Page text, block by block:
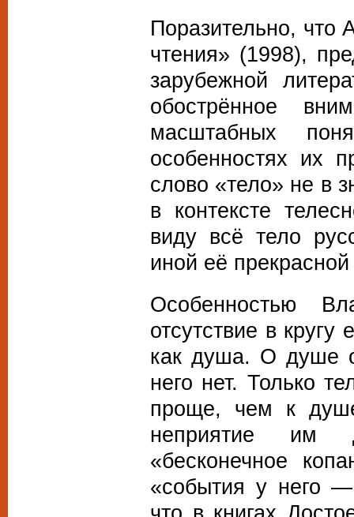
Поразительно, что
чтения» (1998),
зарубежной
обострённое
масштабных
особенностях их
слово «тело» не в
в контексте
виду всё тело
иной её
Особенностью
отсутствие в кругу
как душа. О душе
него нет. Только
проще, чем к
неприятие им
«бесконечное
«события у него—